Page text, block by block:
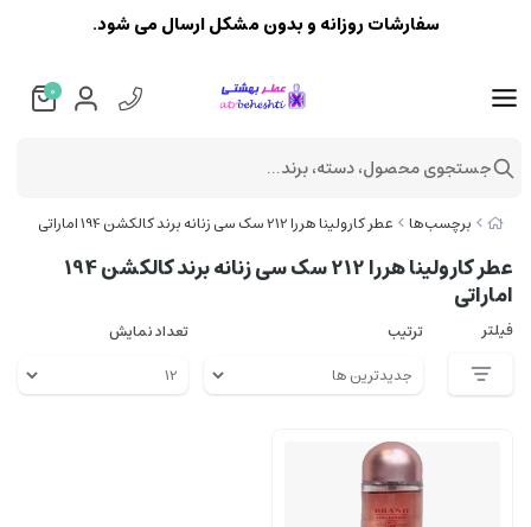
برچسب‌ها عطر کارولینا هررا 212 سک سی زنانه برند کالکشن 194 اماراتی
عطر کارولینا هررا 212 سک سی زنانه برند کالکشن 194
اماراتی
فیلتر ترتیب تعداد نمایش
سفارشات روزانه و بدون مشکل ارسال می شود.
0
جستجوی محصول، دسته، برند...